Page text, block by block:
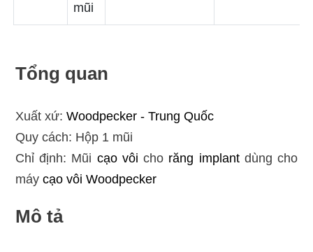
mũi
Tổng quan
Xuất xứ: Woodpecker - Trung Quốc
Quy cách: Hộp 1 mũi
Chỉ định: Mũi cạo vôi cho răng implantdùng cho
máy cạo vôi Woodpecker
Mô tả